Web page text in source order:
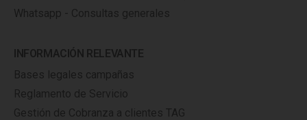
Whatsapp - Consultas generales
INFORMACIÓN RELEVANTE
Bases legales campañas
Reglamento de Servicio
Gestión de Cobranza a clientes TAG